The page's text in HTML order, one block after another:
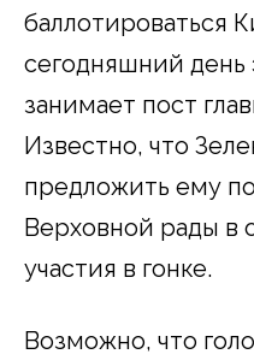
баллотироваться
сегодняшний день
занимает пост
Известно, что
предложить ему
Верховной рады в
участия в гонке.
Возможно, что